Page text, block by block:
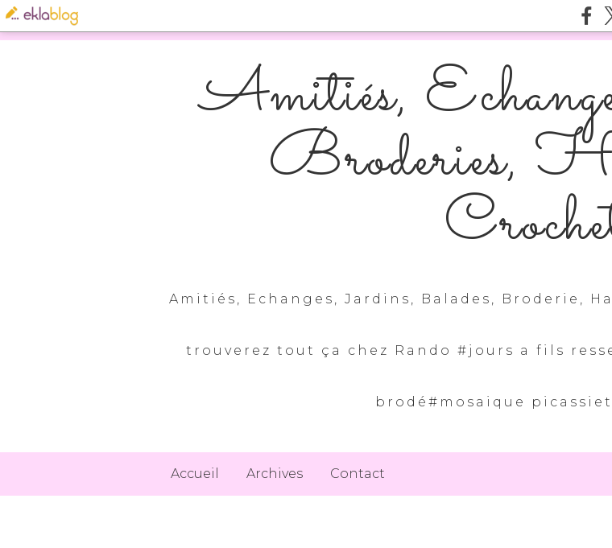
Amitiés,
Broderies,
Amitiés, Echanges, Jardins, Balades, Broderie,
trouverez tout ça chez Rando #jours a fils
brodé#mosaique
Accueil Archives Contact